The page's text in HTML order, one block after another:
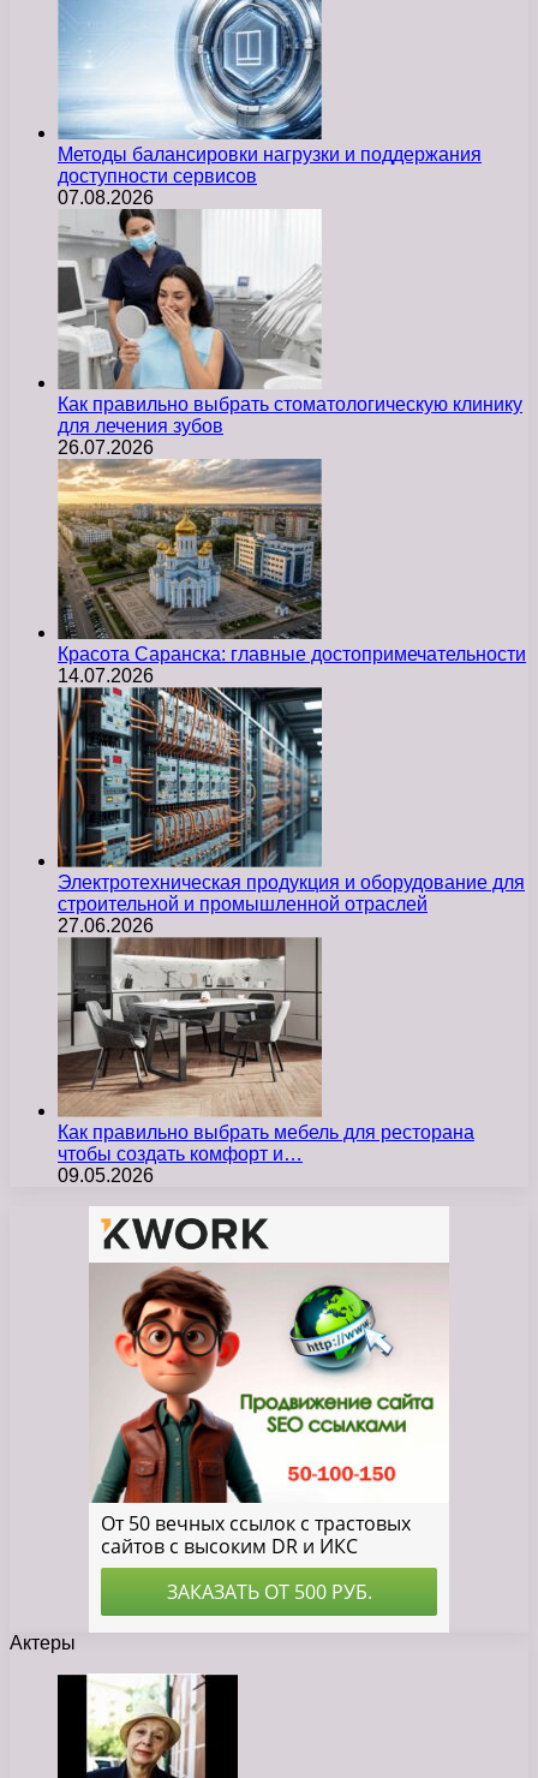
Методы балансировки нагрузки и поддержания
доступности сервисов
07.08.2026
Как правильно выбрать стоматологическую клинику
для лечения зубов
26.07.2026
Красота Саранска: главные достопримечательности
14.07.2026
Электротехническая продукция и оборудование для
строительной и промышленной отраслей
27.06.2026
Как правильно выбрать мебель для ресторана
чтобы создать комфорт и…
09.05.2026
Актеры